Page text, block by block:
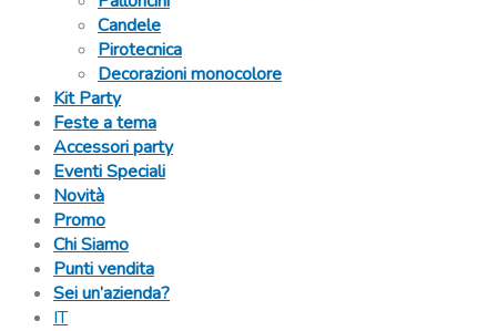
Candele
Pirotecnica
Decorazioni monocolore
Kit Party
Feste a tema
Accessori party
Eventi Speciali
Novità
Promo
Chi Siamo
Punti vendita
Sei un’azienda?
IT